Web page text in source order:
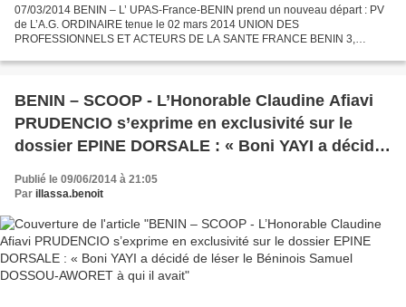
07/03/2014 BENIN – L’ UPAS-France-BENIN prend un nouveau départ : PV
de L’A.G. ORDINAIRE tenue le 02 mars 2014 UNION DES
PROFESSIONNELS ET ACTEURS DE LA SANTE FRANCE BENIN 3,
ASSEMBLEE GENERALE...
BENIN – SCOOP - L’Honorable Claudine Afiavi
PRUDENCIO s’exprime en exclusivité sur le
dossier EPINE DORSALE : « Boni YAYI a décidé
de léser le Béninois Samuel DOSSOU-AWORET
à qui il avait
Publié le 09/06/2014 à 21:05
Par illassa.benoit